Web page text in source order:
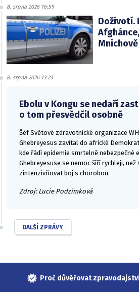
8. srpna 2026 16:59
Doživotí.
Mnichově
8. srpna 2026 13:23
Ebolu v Kongu se nedaří
o tom přesvědčil osobně
Šéf Světové zdravotnické organizace
Ghebreyesus zavítal do africké
kde řádí epidemie smrtelně nebezpečné
Ghebreyesuse se nemoc šíří rychleji,
zintenzivňovat boj s chorobou.
Zdroj: Lucie Podzimková
DALŠÍ ZPRÁVY
Proč důvěřovat